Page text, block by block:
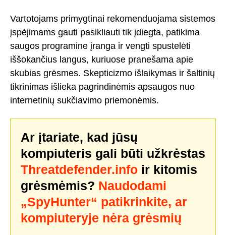
Vartotojams primygtinai rekomenduojama sistemos
įspėjimams gauti pasikliauti tik įdiegta, patikima
saugos programine įranga ir vengti spustelėti
iššokančius langus, kuriuose pranešama apie
skubias grėsmes. Skepticizmo išlaikymas ir šaltinių
tikrinimas išlieka pagrindinėmis apsaugos nuo
internetinių sukčiavimo priemonėmis.
Ar įtariate, kad jūsų
kompiuteris gali būti užkrėstas
Threatdefender.info ir kitomis
grėsmėmis? Naudodami
„SpyHunter“ patikrinkite, ar
kompiuteryje nėra grėsmių